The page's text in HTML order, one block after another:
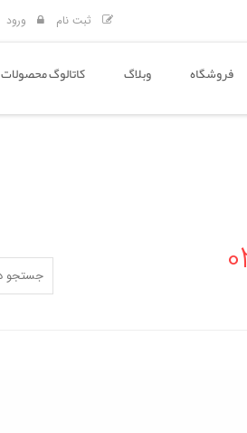
ثبت نام ورود
فروشگاه وبلاگ کاتالوگ محصولات